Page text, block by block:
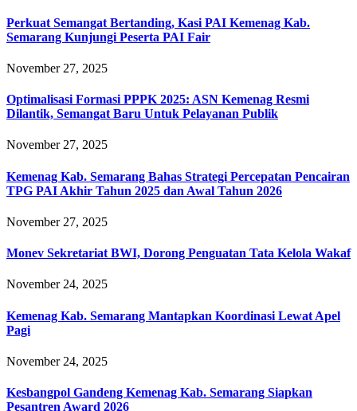
Perkuat Semangat Bertanding, Kasi PAI Kemenag Kab.
Semarang Kunjungi Peserta PAI Fair
November 27, 2025
Optimalisasi Formasi PPPK 2025: ASN Kemenag Resmi
Dilantik, Semangat Baru Untuk Pelayanan Publik
November 27, 2025
Kemenag Kab. Semarang Bahas Strategi Percepatan Pencairan
TPG PAI Akhir Tahun 2025 dan Awal Tahun 2026
November 27, 2025
Monev Sekretariat BWI, Dorong Penguatan Tata Kelola Wakaf
November 24, 2025
Kemenag Kab. Semarang Mantapkan Koordinasi Lewat Apel
Pagi
November 24, 2025
Kesbangpol Gandeng Kemenag Kab. Semarang Siapkan
Pesantren Award 2026